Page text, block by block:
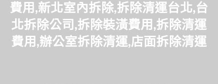
費用,新北室內拆除,拆除清運台北,台
北拆除公司,拆除裝潢費用,拆除清運
費用,辦公室拆除清運,店面拆除清運